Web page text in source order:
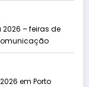
2026 – feiras de
em Porto